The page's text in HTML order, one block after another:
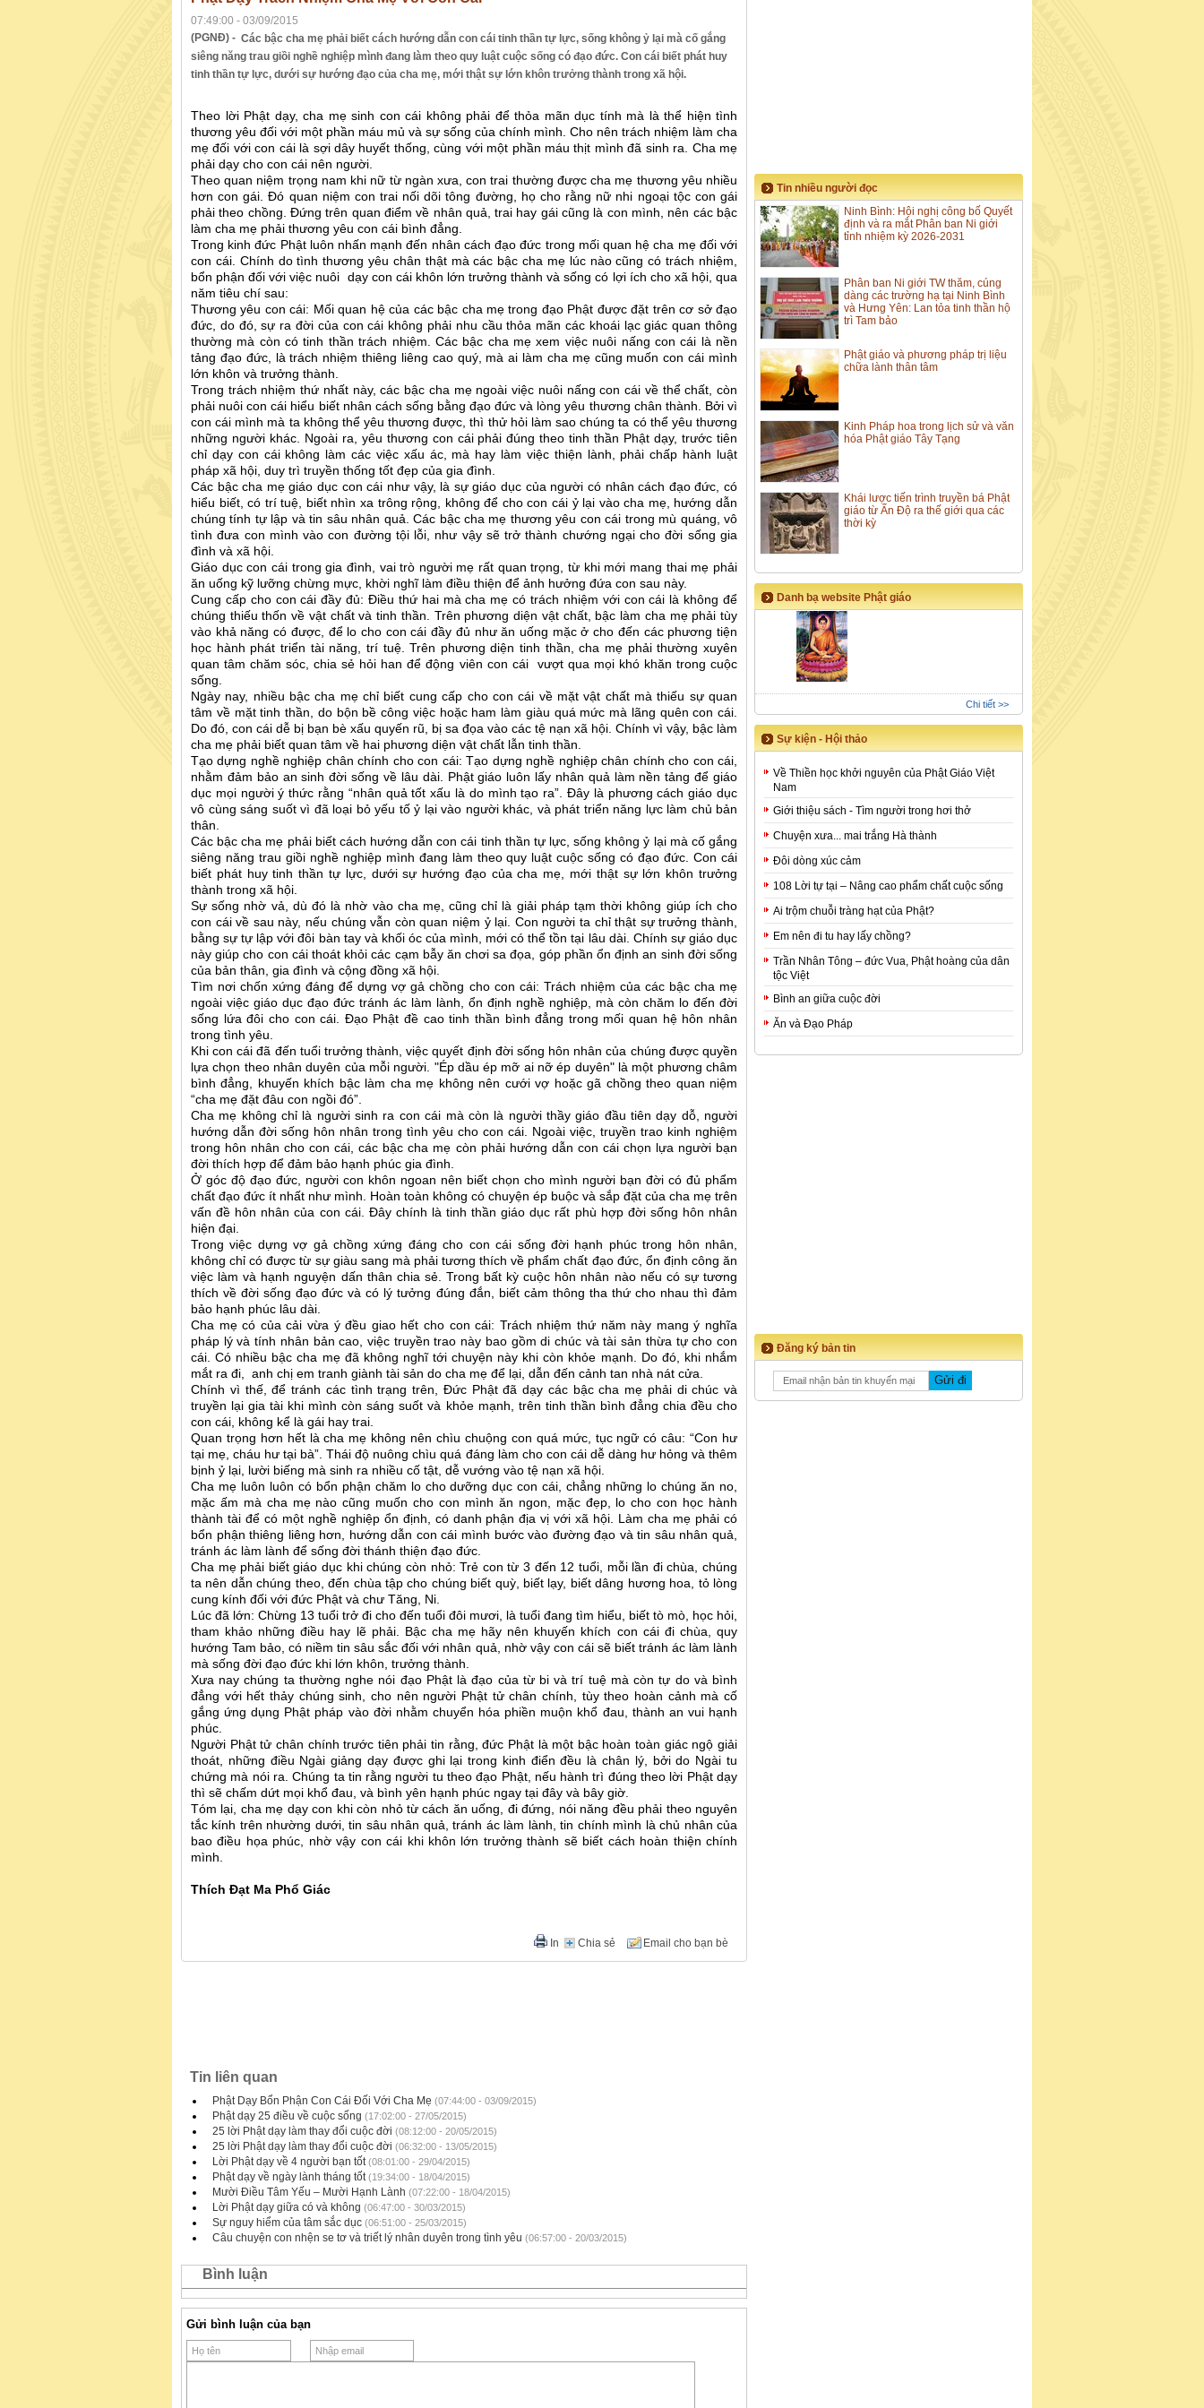
07:49:00 - 03/09/2015
(PGNĐ) - Các bậc cha mẹ phải biết cách hướng dẫn con cái tinh thần tự lực, sống không ỷ lại mà cố gắng
siêng năng trau giồi nghề nghiệp mình đang làm theo quy luật cuộc sống có đạo đức. Con cái biết phát huy
tinh thần tự lực, dưới sự hướng đạo của cha mẹ, mới thật sự lớn khôn trưởng thành trong xã hội.
Theo lời Phật dạy, cha mẹ sinh con cái không phải để thỏa mãn dục tính mà là thể hiện tình
thương yêu đối với một phần máu mủ và sự sống của chính mình. Cho nên trách nhiệm làm cha
mẹ đối với con cái là sợi dây huyết thống, cùng với một phần máu thịt mình đã sinh ra. Cha mẹ
phải dạy cho con cái nên người.
Theo quan niệm trọng nam khi nữ từ ngàn xưa, con trai thường được cha mẹ thương yêu nhiều
hơn con gái. Đó quan niệm con trai nối dõi tông đường, họ cho rằng nữ nhi ngoại tộc con gái
phải theo chồng. Đứng trên quan điểm về nhân quả, trai hay gái cũng là con mình, nên các bậc
làm cha mẹ phải thương yêu con cái bình đẳng.
Trong kinh đức Phật luôn nhấn mạnh đến nhân cách đạo đức trong mối quan hệ cha mẹ đối với
con cái. Chính do tình thương yêu chân thật mà các bậc cha mẹ lúc nào cũng có trách nhiệm,
bổn phận đối với việc nuôi dạy con cái khôn lớn trưởng thành và sống có lợi ích cho xã hội, qua
năm tiêu chí sau:
Thương yêu con cái: Mối quan hệ của các bậc cha mẹ trong đạo Phật được đặt trên cơ sở đạo
đức, do đó, sự ra đời của con cái không phải nhu cầu thỏa mãn các khoái lạc giác quan thông
thường mà còn có tinh thần trách nhiệm. Các bậc cha mẹ xem việc nuôi nấng con cái là nền
tảng đạo đức, là trách nhiệm thiêng liêng cao quý, mà ai làm cha mẹ cũng muốn con cái mình
lớn khôn và trưởng thành.
Trong trách nhiệm thứ nhất này, các bậc cha mẹ ngoài việc nuôi nấng con cái về thể chất, còn
phải nuôi con cái hiểu biết nhân cách sống bằng đạo đức và lòng yêu thương chân thành. Bởi vì
con cái mình mà ta không thể yêu thương được, thì thử hỏi làm sao chúng ta có thể yêu thương
những người khác. Ngoài ra, yêu thương con cái phải đúng theo tinh thần Phật dạy, trước tiên
chỉ dạy con cái không làm các việc xấu ác, mà hay làm việc thiện lành, phải chấp hành luật
pháp xã hội, duy trì truyền thống tốt đẹp của gia đình.
Các bậc cha mẹ giáo dục con cái như vậy, là sự giáo dục của người có nhân cách đạo đức, có
hiểu biết, có trí tuệ, biết nhìn xa trông rộng, không để cho con cái ỷ lại vào cha mẹ, hướng dẫn
chúng tính tự lập và tin sâu nhân quả. Các bậc cha mẹ thương yêu con cái trong mù quáng, vô
tình đưa con mình vào con đường tội lỗi, như vậy sẽ trở thành chướng ngại cho đời sống gia
đình và xã hội.
Giáo dục con cái trong gia đình, vai trò người mẹ rất quan trọng, từ khi mới mang thai mẹ phải
ăn uống kỹ lưỡng chừng mực, khời nghĩ làm điều thiện để ảnh hưởng đứa con sau này.
Cung cấp cho con cái đầy đủ: Điều thứ hai mà cha mẹ có trách nhiệm với con cái là không để
chúng thiếu thốn về vật chất và tinh thần. Trên phương diện vật chất, bậc làm cha mẹ phải tùy
vào khả năng có được, để lo cho con cái đầy đủ như ăn uống mặc ở cho đến các phương tiện
học hành phát triển tài năng, trí tuệ. Trên phương diện tinh thần, cha mẹ phải thường xuyên
quan tâm chăm sóc, chia sẻ hỏi han để động viên con cái vượt qua mọi khó khăn trong cuộc
sống.
Ngày nay, nhiều bậc cha mẹ chỉ biết cung cấp cho con cái về mặt vật chất mà thiếu sự quan
tâm về mặt tinh thần, do bộn bề công việc hoặc ham làm giàu quá mức mà lãng quên con cái.
Do đó, con cái dễ bị bạn bè xấu quyến rũ, bị sa đọa vào các tệ nạn xã hội. Chính vì vậy, bậc làm
cha mẹ phải biết quan tâm về hai phương diện vật chất lẫn tinh thần.
Tạo dựng nghề nghiệp chân chính cho con cái: Tạo dựng nghề nghiệp chân chính cho con cái,
nhằm đảm bảo an sinh đời sống về lâu dài. Phật giáo luôn lấy nhân quả làm nền tảng để giáo
dục mọi người ý thức rằng “nhân quả tốt xấu là do mình tạo ra”. Đây là phương cách giáo dục
vô cùng sáng suốt vì đã loại bỏ yếu tố ỷ lại vào người khác, và phát triển năng lực làm chủ bản
thân.
Các bậc cha mẹ phải biết cách hướng dẫn con cái tinh thần tự lực, sống không ỷ lại mà cố gắng
siêng năng trau giồi nghề nghiệp mình đang làm theo quy luật cuộc sống có đạo đức. Con cái
biết phát huy tinh thần tự lực, dưới sự hướng đạo của cha mẹ, mới thật sự lớn khôn trưởng
thành trong xã hội.
Sự sống nhờ vả, dù đó là nhờ vào cha mẹ, cũng chỉ là giải pháp tạm thời không giúp ích cho
con cái về sau này, nếu chúng vẫn còn quan niệm ỷ lại. Con người ta chỉ thật sự trưởng thành,
bằng sự tự lập với đôi bàn tay và khối óc của mình, mới có thể tồn tại lâu dài. Chính sự giáo dục
này giúp cho con cái thoát khỏi các cạm bẫy ăn chơi sa đọa, góp phần ổn định an sinh đời sống
của bản thân, gia đình và cộng đồng xã hội.
Tìm nơi chốn xứng đáng để dựng vợ gả chồng cho con cái: Trách nhiệm của các bậc cha mẹ
ngoài việc giáo dục đạo đức tránh ác làm lành, ổn định nghề nghiệp, mà còn chăm lo đến đời
sống lứa đôi cho con cái. Đạo Phật đề cao tinh thần bình đẳng trong mối quan hệ hôn nhân
trong tình yêu.
Khi con cái đã đến tuổi trưởng thành, việc quyết định đời sống hôn nhân của chúng được quyền
lựa chọn theo nhân duyên của mỗi người. "Ép dầu ép mỡ ai nỡ ép duyên" là một phương châm
bình đẳng, khuyến khích bậc làm cha mẹ không nên cưới vợ hoặc gã chồng theo quan niệm
“cha mẹ đặt đâu con ngồi đó”.
Cha mẹ không chỉ là người sinh ra con cái mà còn là người thầy giáo đầu tiên dạy dỗ, người
hướng dẫn đời sống hôn nhân trong tình yêu cho con cái. Ngoài việc, truyền trao kinh nghiệm
trong hôn nhân cho con cái, các bậc cha mẹ còn phải hướng dẫn con cái chọn lựa người bạn
đời thích hợp để đảm bảo hạnh phúc gia đình.
Ở góc độ đạo đức, người con khôn ngoan nên biết chọn cho mình người bạn đời có đủ phẩm
chất đạo đức ít nhất như mình. Hoàn toàn không có chuyện ép buộc và sắp đặt của cha mẹ trên
vấn đề hôn nhân của con cái. Đây chính là tinh thần giáo dục rất phù hợp đời sống hôn nhân
hiện đại.
Trong việc dựng vợ gả chồng xứng đáng cho con cái sống đời hạnh phúc trong hôn nhân,
không chỉ có được từ sự giàu sang mà phải tương thích về phẩm chất đạo đức, ổn định công ăn
việc làm và hạnh nguyện dấn thân chia sẻ. Trong bất kỳ cuộc hôn nhân nào nếu có sự tương
thích về đời sống đạo đức và có lý tưởng đúng đắn, biết cảm thông tha thứ cho nhau thì đảm
bảo hạnh phúc lâu dài.
Cha mẹ có của cải vừa ý đều giao hết cho con cái: Trách nhiệm thứ năm này mang ý nghĩa
pháp lý và tính nhân bản cao, việc truyền trao này bao gồm di chúc và tài sản thừa tự cho con
cái. Có nhiều bậc cha mẹ đã không nghĩ tới chuyện này khi còn khỏe mạnh. Do đó, khi nhắm
mắt ra đi, anh chị em tranh giành tài sản do cha mẹ để lại, dẫn đến cảnh tan nhà nát cửa.
Chính vì thế, để tránh các tình trạng trên, Đức Phật đã dạy các bậc cha mẹ phải di chúc và
truyền lại gia tài khi mình còn sáng suốt và khỏe mạnh, trên tinh thần bình đẳng chia đều cho
con cái, không kể là gái hay trai.
Quan trọng hơn hết là cha mẹ không nên chìu chuộng con quá mức, tục ngữ có câu: “Con hư
tại mẹ, cháu hư tại bà”. Thái độ nuông chìu quá đáng làm cho con cái dễ dàng hư hỏng và thêm
bịnh ỷ lại, lười biếng mà sinh ra nhiều cố tật, dễ vướng vào tệ nạn xã hội.
Cha mẹ luôn luôn có bổn phận chăm lo cho dưỡng dục con cái, chẳng những lo chúng ăn no,
mặc ấm mà cha mẹ nào cũng muốn cho con mình ăn ngon, mặc đẹp, lo cho con học hành
thành tài để có một nghề nghiệp ổn định, có danh phận địa vị với xã hội. Làm cha mẹ phải có
bổn phận thiêng liêng hơn, hướng dẫn con cái mình bước vào đường đạo và tin sâu nhân quả,
tránh ác làm lành để sống đời thánh thiện đạo đức.
Cha mẹ phải biết giáo dục khi chúng còn nhỏ: Trẻ con từ 3 đến 12 tuổi, mỗi lần đi chùa, chúng
ta nên dẫn chúng theo, đến chùa tập cho chúng biết quỳ, biết lạy, biết dâng hương hoa, tỏ lòng
cung kính đối với đức Phật và chư Tăng, Ni.
Lúc đã lớn: Chừng 13 tuổi trở đi cho đến tuổi đôi mươi, là tuổi đang tìm hiểu, biết tò mò, học hỏi,
tham khảo những điều hay lẽ phải. Bậc cha mẹ hãy nên khuyến khích con cái đi chùa, quy
hướng Tam bảo, có niềm tin sâu sắc đối với nhân quả, nhờ vậy con cái sẽ biết tránh ác làm lành
mà sống đời đạo đức khi lớn khôn, trưởng thành.
Xưa nay chúng ta thường nghe nói đạo Phật là đạo của từ bi và trí tuệ mà còn tự do và bình
đẳng với hết thảy chúng sinh, cho nên người Phật tử chân chính, tùy theo hoàn cảnh mà cố
gắng ứng dụng Phật pháp vào đời nhằm chuyển hóa phiền muộn khổ đau, thành an vui hạnh
phúc.
Người Phật tử chân chính trước tiên phải tin rằng, đức Phật là một bậc hoàn toàn giác ngộ giải
thoát, những điều Ngài giảng dạy được ghi lại trong kinh điển đều là chân lý, bởi do Ngài tu
chứng mà nói ra. Chúng ta tin rằng người tu theo đạo Phật, nếu hành trì đúng theo lời Phật dạy
thì sẽ chấm dứt mọi khổ đau, và bình yên hạnh phúc ngay tại đây và bây giờ.
Tóm lại, cha mẹ dạy con khi còn nhỏ từ cách ăn uống, đi đứng, nói năng đều phải theo nguyên
tắc kính trên nhường dưới, tin sâu nhân quả, tránh ác làm lành, tin chính mình là chủ nhân của
bao điều họa phúc, nhờ vậy con cái khi khôn lớn trưởng thành sẽ biết cách hoàn thiện chính
mình.
Thích Đạt Ma Phổ Giác
Chia sẻ
In Email cho bạn bè
Tin liên quan
Phật Dạy Bổn Phận Con Cái Đối Với Cha Mẹ (07:44:00 - 03/09/2015)
Phật dạy 25 điều về cuộc sống (17:02:00 - 27/05/2015)
25 lời Phật dạy làm thay đổi cuộc đời (08:12:00 - 20/05/2015)
25 lời Phật dạy làm thay đổi cuộc đời (06:32:00 - 13/05/2015)
Lời Phật dạy về 4 người bạn tốt (08:01:00 - 29/04/2015)
Phật dạy về ngày lành tháng tốt (19:34:00 - 18/04/2015)
Mười Điều Tâm Yếu – Mười Hạnh Lành (07:22:00 - 18/04/2015)
Lời Phật dạy giữa có và không (06:47:00 - 30/03/2015)
Sự nguy hiểm của tâm sắc dục (06:51:00 - 25/03/2015)
Câu chuyện con nhện se tơ và triết lý nhân duyên trong tình yêu (06:57:00 - 20/03/2015)
Bình luận
Gửi bình luận của bạn
Tin nhiều người đọc
Ninh Bình: Hội nghị công bố Quyết
định và ra mắt Phân ban Ni giới
tỉnh nhiệm kỳ 2026-2031
Phân ban Ni giới TW thăm, cúng
dàng các trường hạ tại Ninh Bình
và Hưng Yên: Lan tỏa tinh thần hộ
trì Tam bảo
Phật giáo và phương pháp trị liệu
chữa lành thân tâm
Kinh Pháp hoa trong lịch sử và văn
hóa Phật giáo Tây Tạng
Khái lược tiến trình truyền bá Phật
giáo từ Ấn Độ ra thế giới qua các
thời kỳ
Danh bạ website Phật giáo
Chi tiết >>
Sự kiện - Hội thảo
Về Thiền học khởi nguyên của Phật Giáo Việt
Nam
Giới thiệu sách - Tìm người trong hơi thở
Chuyện xưa... mai trắng Hà thành
Đôi dòng xúc cảm
108 Lời tự tại – Nâng cao phẩm chất cuộc sống
Ai trộm chuỗi tràng hạt của Phật?
Em nên đi tu hay lấy chồng?
Trần Nhân Tông – đức Vua, Phật hoàng của dân
tộc Việt
Bình an giữa cuộc đời
Ăn và Đạo Pháp
Đăng ký bản tin